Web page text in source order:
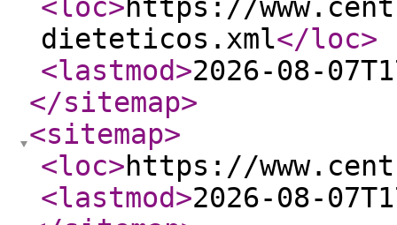
<loc>https://
dieteticos.xml</loc>
<lastmod>2026-08-
</sitemap>
<sitemap>
<loc>https://
<lastmod>2026-08-